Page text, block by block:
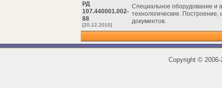
РД
107.440001.002-
88
[20.12.2010]
Специальное оборудование и
технологические.
документов.
Copyright ©